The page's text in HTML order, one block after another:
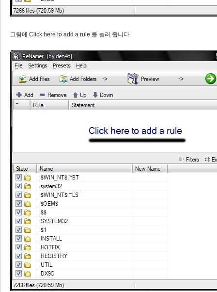
그림에 Click here to add a rule 를 눌러 줍니다.